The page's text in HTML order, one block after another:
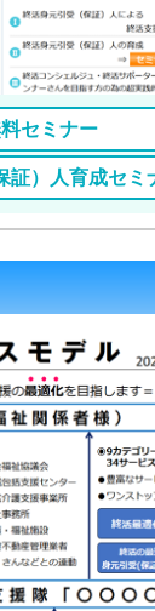
セミナー
証）人育成セミ